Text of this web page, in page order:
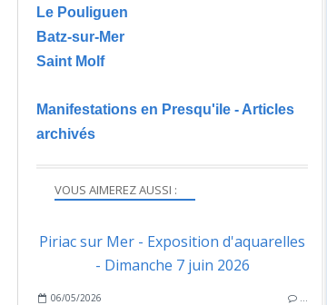
VOUS AIMEREZ AUSSI :
Piriac sur Mer - Exposition d'aquarelles
- Dimanche 7 juin 2026
06/05/2026 …
Le Pouliguen
Batz-sur-Mer
Saint Molf
Manifestations en Presqu'ile - Articles
archivés